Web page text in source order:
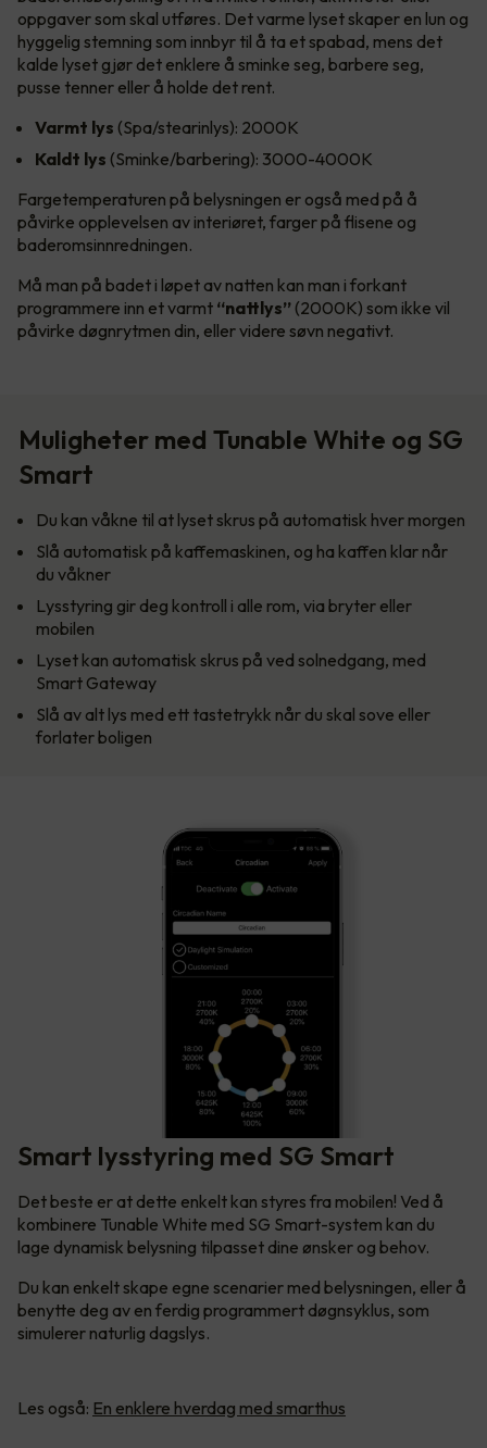
oppgaver som skal utføres. Det varme lyset skaper en lun og
hyggelig stemning som innbyr til å ta et spabad, mens det
kalde lyset gjør det enklere å sminke seg, barbere seg,
pusse tenner eller å holde det rent.
Varmt lys (Spa/stearinlys): 2000K
Kaldt lys (Sminke/barbering): 3000-4000K
Fargetemperaturen på belysningen er også med på å
påvirke opplevelsen av interiøret, farger på flisene og
baderomsinnredningen.
Må man på badet i løpet av natten kan man i forkant
programmere inn et varmt “nattlys” (2000K) som ikke vil
påvirke døgnrytmen din, eller videre søvn negativt.
Muligheter med Tunable White og SG
Smart
Du kan våkne til at lyset skrus på automatisk hver morgen
Slå automatisk på kaffemaskinen, og ha kaffen klar når
du våkner
Lysstyring gir deg kontroll i alle rom, via bryter eller
mobilen
Lyset kan automatisk skrus på ved solnedgang, med
Smart Gateway
Slå av alt lys med ett tastetrykk når du skal sove eller
forlater boligen
Smart lysstyring med SG Smart
Det beste er at dette enkelt kan styres fra mobilen! Ved å
kombinere Tunable White med SG Smart-system kan du
lage dynamisk belysning tilpasset dine ønsker og behov.
Du kan enkelt skape egne scenarier med belysningen, eller å
benytte deg av en ferdig programmert døgnsyklus, som
simulerer naturlig dagslys.
Les også: En enklere hverdag med smarthus